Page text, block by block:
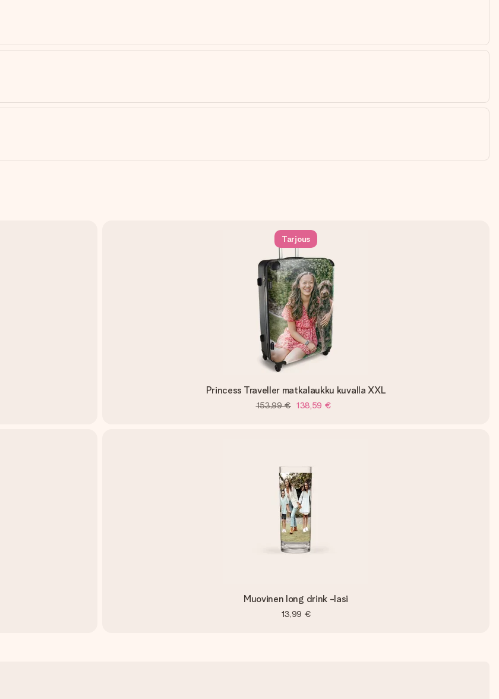
Tarjous
Princess Traveller matkalaukku kuvalla XXL
153,99 € 138,59 €
Muovinen long drink -lasi
13,99 €